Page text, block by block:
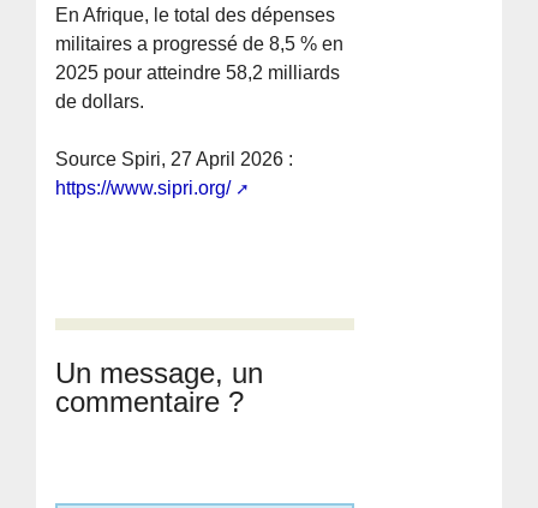
En Afrique, le total des dépenses
militaires a progressé de 8,5 % en
2025 pour atteindre 58,2 milliards
de dollars.
Source Spiri, 27 April 2026 :
https://www.sipri.org/
Un message, un
commentaire ?